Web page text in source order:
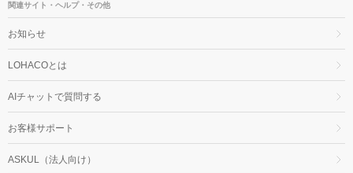
関連サイト・ヘルプ・その他
お知らせ
LOHACOとは
AIチャットで質問する
お客様サポート
ASKUL（法人向け）